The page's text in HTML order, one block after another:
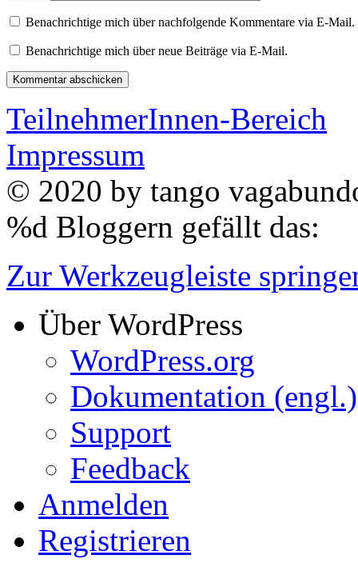
Benachrichtige mich über nachfolgende Kommentare via E-Mail.
Benachrichtige mich über neue Beiträge via E-Mail.
TeilnehmerInnen-Bereich
Impressum
© 2020 by tango
%d Bloggern gefällt das:
Zur Werkzeugleiste
Über WordPress
WordPress.org
Dokumentation (engl.)
Support
Feedback
Anmelden
Registrieren